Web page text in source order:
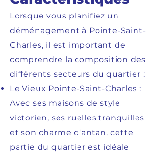
Lorsque vous planifiez un
déménagement à Pointe-Saint-
Charles, il est important de
comprendre la composition des
différents secteurs du quartier :
Le Vieux Pointe-Saint-Charles :
Avec ses maisons de style
victorien, ses ruelles tranquilles
et son charme d'antan, cette
partie du quartier est idéale